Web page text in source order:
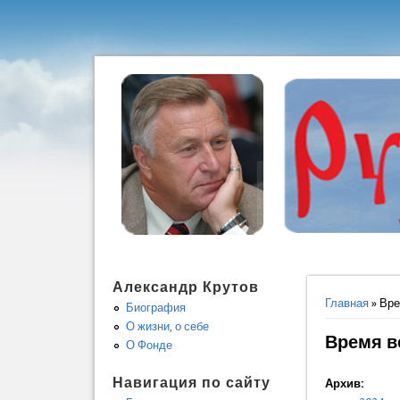
Вы здесь
Главная »
Время
Архив:
Александр Крутов
Биография
О жизни, о себе
О Фонде
Навигация по сайту